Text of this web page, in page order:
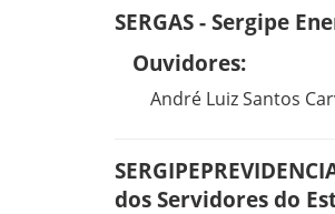
SERGAS - Sergipe
Ouvidores:
André Luiz Santos
dos Servidores do